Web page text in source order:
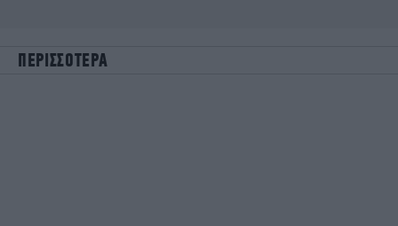
ΠΕΡΙΣΣΟΤΕΡΑ